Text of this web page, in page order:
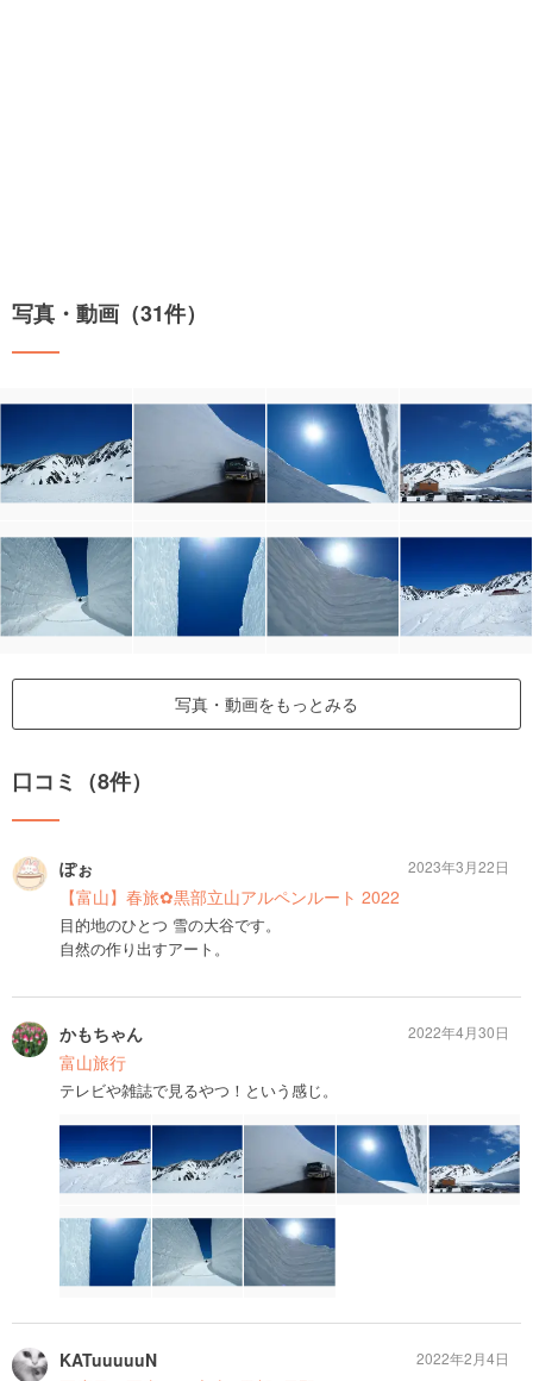
写真・動画（31件）
写真・動画をもっとみる
口コミ（8件）
ぽぉ
【富山】春旅✿黒部立山アルペンルート 2022
目的地のひとつ 雪の大谷です。
自然の作り出すアート。
2023年3月22日
かもちゃん
富山旅行
テレビや雑誌で見るやつ！という感じ。
2022年4月30日
KATuuuuuN
2022年2月4日